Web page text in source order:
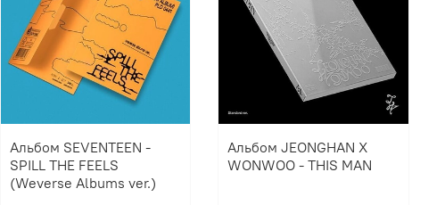
Альбом SEVENTEEN -
SPILL THE FEELS
(Weverse Albums ver.)
Альбом JEONGHAN X
WONWOO - THIS MAN